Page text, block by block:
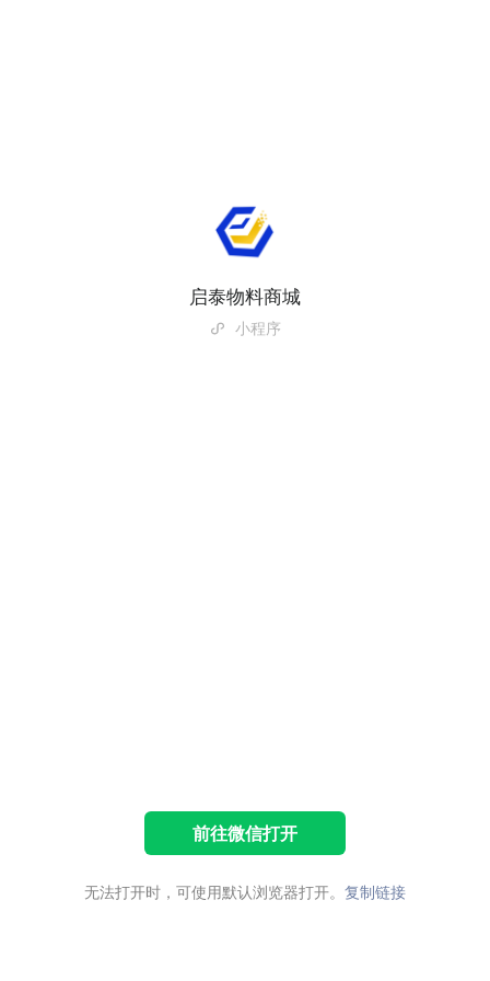
启泰物料商城
小程序
前往微信打开
无法打开时，可使用默认浏览器打开。 复制链接